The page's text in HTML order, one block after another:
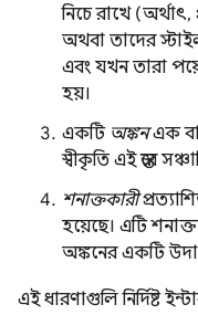
নিচে রাখে
অথবা তাদের
এবং যখন তারা
হয়।
একটি অঙ্কনএক বা
স্বীকৃতি এই স্তরে
শনাক্তকারী
হয়েছে। এটি
অঙ্কনের একটি
এই ধারণাগুলি নির্দিষ্ট